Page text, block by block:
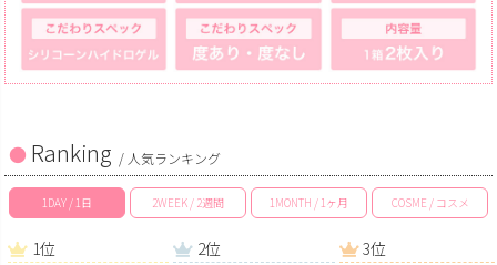
Ranking / 人気ランキング
1DAY / 1日 2WEEK / 2週間 1MONTH / 1ヶ月 COSME / コスメ
1位 2位 3位